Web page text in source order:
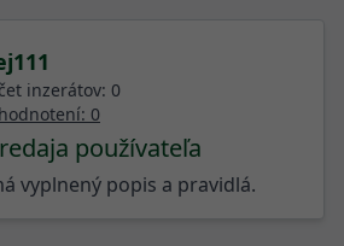
inzerátov: 0
0
používateľa
vyplnený popis a pravidlá.